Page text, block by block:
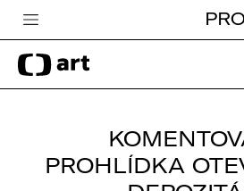
Česká televize
Zpravodajství
iVysíláníPROHLÍDKA